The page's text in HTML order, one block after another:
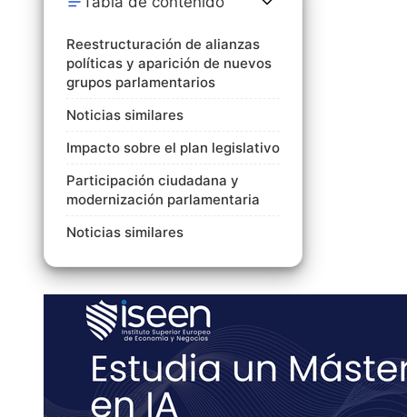
Reestructuración de alianzas
políticas y aparición de nuevos
grupos parlamentarios
Noticias similares
Impacto sobre el plan legislativo
Participación ciudadana y
modernización parlamentaria
Noticias similares